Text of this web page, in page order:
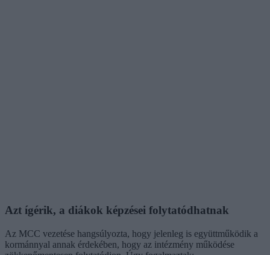
Azt ígérik, a diákok képzései folytatódhatnak
Az MCC vezetése hangsúlyozta, hogy jelenleg is együttműködik a
kormánnyal annak érdekében, hogy az intézmény működése